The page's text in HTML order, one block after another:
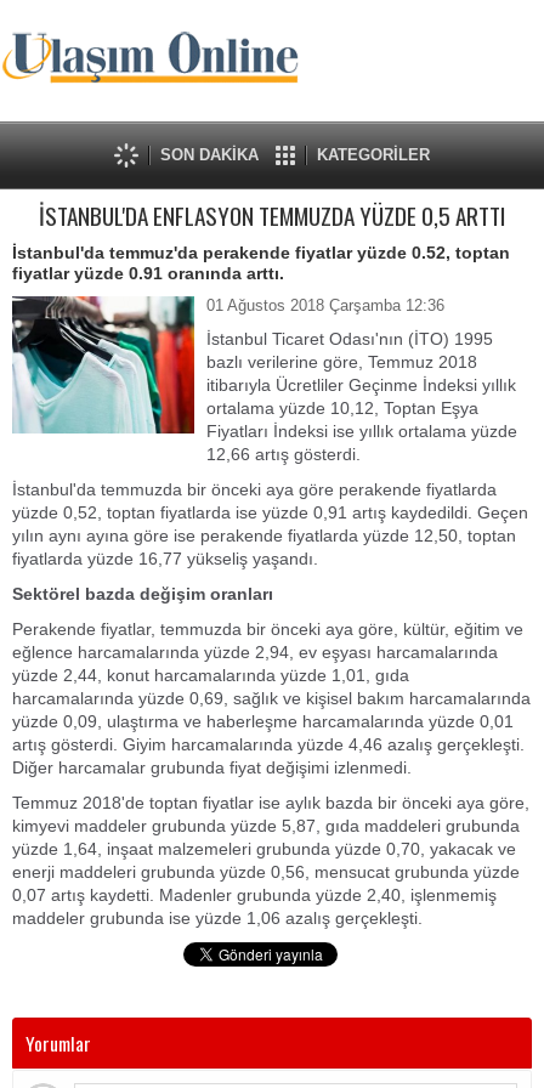
SON DAKİKA KATEGORİLER
İSTANBUL'DA ENFLASYON TEMMUZDA YÜZDE 0,5 ARTTI
İstanbul'da temmuz'da perakende fiyatlar yüzde 0.52, toptan
fiyatlar yüzde 0.91 oranında arttı.
01 Ağustos 2018 Çarşamba 12:36
İstanbul Ticaret Odası'nın (İTO) 1995
bazlı verilerine göre, Temmuz 2018
itibarıyla Ücretliler Geçinme İndeksi yıllık
ortalama yüzde 10,12, Toptan Eşya
Fiyatları İndeksi ise yıllık ortalama yüzde
12,66 artış gösterdi.
İstanbul'da temmuzda bir önceki aya göre perakende fiyatlarda
yüzde 0,52, toptan fiyatlarda ise yüzde 0,91 artış kaydedildi. Geçen
yılın aynı ayına göre ise perakende fiyatlarda yüzde 12,50, toptan
fiyatlarda yüzde 16,77 yükseliş yaşandı.
Sektörel bazda değişim oranları
Perakende fiyatlar, temmuzda bir önceki aya göre, kültür, eğitim ve
eğlence harcamalarında yüzde 2,94, ev eşyası harcamalarında
yüzde 2,44, konut harcamalarında yüzde 1,01, gıda
harcamalarında yüzde 0,69, sağlık ve kişisel bakım harcamalarında
yüzde 0,09, ulaştırma ve haberleşme harcamalarında yüzde 0,01
artış gösterdi. Giyim harcamalarında yüzde 4,46 azalış gerçekleşti.
Diğer harcamalar grubunda fiyat değişimi izlenmedi.
Temmuz 2018'de toptan fiyatlar ise aylık bazda bir önceki aya göre,
kimyevi maddeler grubunda yüzde 5,87, gıda maddeleri grubunda
yüzde 1,64, inşaat malzemeleri grubunda yüzde 0,70, yakacak ve
enerji maddeleri grubunda yüzde 0,56, mensucat grubunda yüzde
0,07 artış kaydetti. Madenler grubunda yüzde 2,40, işlenmemiş
maddeler grubunda ise yüzde 1,06 azalış gerçekleşti.
Yorumlar